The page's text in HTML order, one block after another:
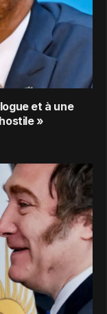
et à une
»